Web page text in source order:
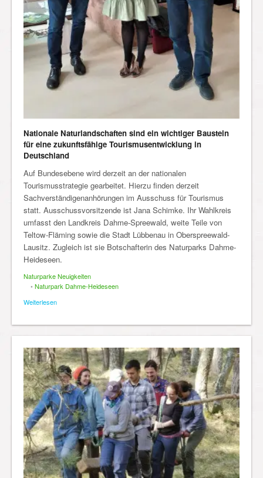
Nationale Naturlandschaften sind ein wichtiger Baustein
für eine zukunftsfähige Tourismusentwicklung in
Deutschland
Auf Bundesebene wird derzeit an der nationalen
Tourismusstrategie gearbeitet. Hierzu finden derzeit
Sachverständigenanhörungen im Ausschuss für Tourismus
statt. Ausschussvorsitzende ist Jana Schimke. Ihr Wahlkreis
umfasst den Landkreis Dahme-Spreewald, weite Teile von
Teltow-Fläming sowie die Stadt Lübbenau in Oberspreewald-
Lausitz. Zugleich ist sie Botschafterin des Naturparks Dahme-
Heideseen.
Naturparke Neuigkeiten
• Naturpark Dahme-Heideseen
Weiterlesen